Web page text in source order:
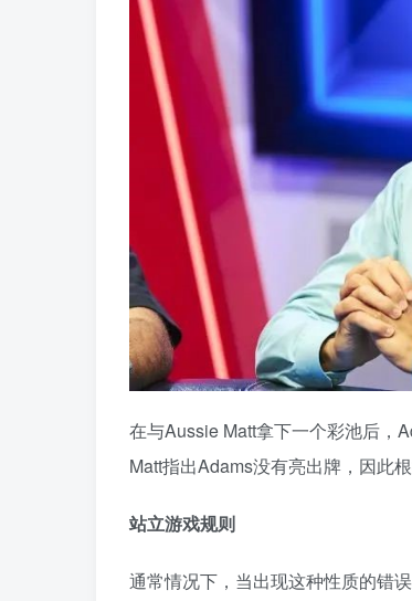
在与Aussie Matt拿下一个彩池后，
Matt指出Adams没有亮出牌，因此
站立游戏规则
通常情况下，当出现这种性质的错